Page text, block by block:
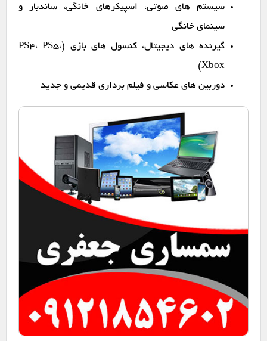
سیستم های صوتی، اسپیکرهای خانگی، ساندبار و
سینمای خانگی
گیرنده های دیجیتال، کنسول های بازی (PS4، PS5،
Xbox)
دوربین های عکاسی و فیلم برداری قدیمی و جدید